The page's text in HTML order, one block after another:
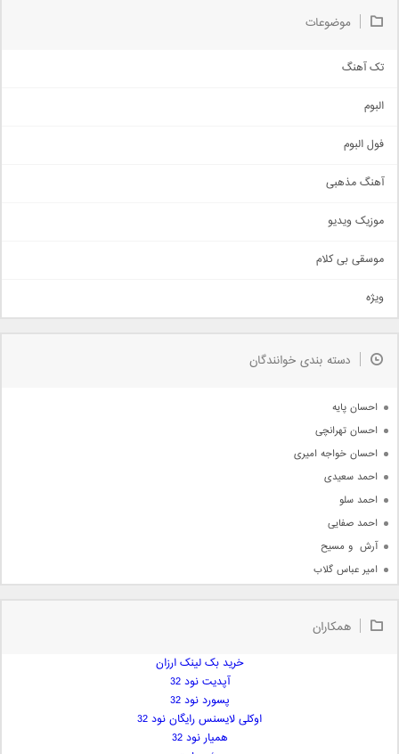
موضوعات
تک آهنگ
اجتماعی
حماسی
سنتی
اهنگ بندرعباسی
دمو
مذهبی
جدیدترین ها
البوم
فول البوم
آهنگ مذهبی
موزیک ویدیو
موسقی بی کلام
ویژه
دسته بندی خوانندگان
احسان پایه
احسان تهرانچی
احسان خواجه امیری
احمد سعیدی
احمد سلو
احمد صفایی
آرش  و مسیح
امیر عباس گلاب
امیر علی
همکاران
خرید بک لینک ارزان
آپدیت نود 32
پسورد نود 32
اوکلی لایسنس رایگان نود 32
همیار نود 32